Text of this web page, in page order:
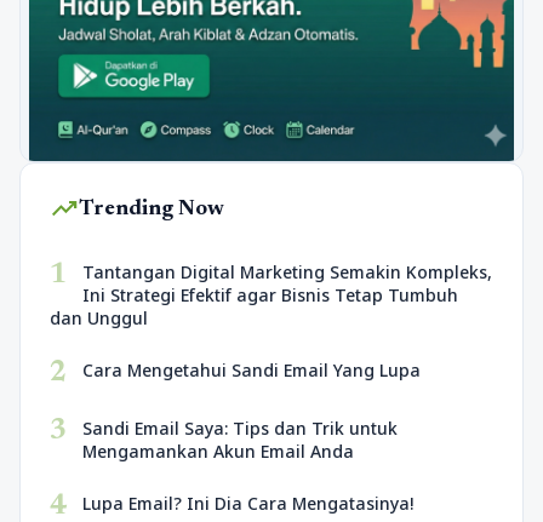
trending_upTrending Now
1
Tantangan Digital Marketing Semakin Kompleks,
Ini Strategi Efektif agar Bisnis Tetap Tumbuh
dan Unggul
2 Cara Mengetahui Sandi Email Yang Lupa
3
Sandi Email Saya: Tips dan Trik untuk
Mengamankan Akun Email Anda
4 Lupa Email? Ini Dia Cara Mengatasinya!